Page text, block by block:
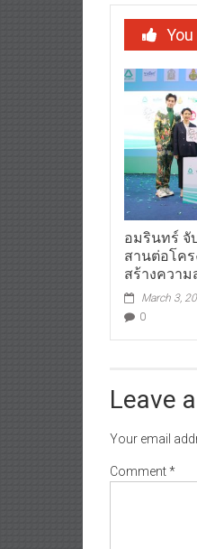
อมรินทร์ จั
สานต่อโคร
สร้างความ
March 3,
0
Leave
Your email
Comment*